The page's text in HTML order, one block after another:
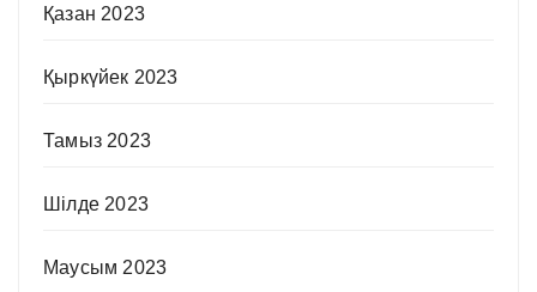
Қазан 2023
Қыркүйек 2023
Тамыз 2023
Шілде 2023
Маусым 2023